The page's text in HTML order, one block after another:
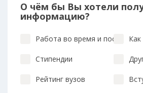
О чём бы Вы хотели
информацию?
Работа во время и после Как
Стипендии
Рейтинг вузов